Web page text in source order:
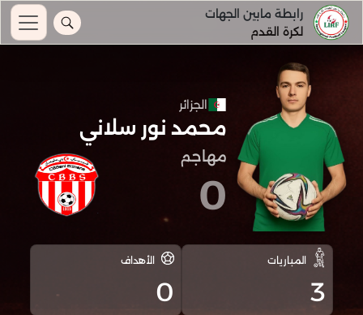
رابطة مابين الجهات
لكرة القدم
الجزائر
محمد نور سلاني
مهاجم
0
المباريات
3
الأهداف
0